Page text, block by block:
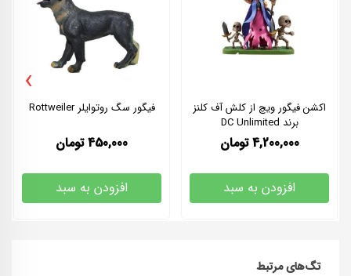
اکشن فیگور ویچ از کلش آف کلنز
برند DC Unlimited
4,200,000 تومان
افزودن به سبد
فیگور سگ روتوایلر Rottweiler
450,000 تومان
افزودن به سبد
›
تگ‌های مرتبط